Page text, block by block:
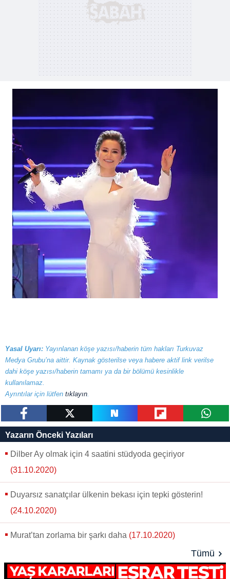
Yasal Uyarı: Yayınlanan köşe yazısı/haberin tüm hakları Turkuvaz
Medya Grubu’na aittir. Kaynak gösterilse veya habere aktif link verilse
dahi köşe yazısı/haberin tamamı ya da bir bölümü kesinlikle
kullanılamaz.
Ayrıntılar için lütfen tıklayın.
Yazarın Önceki Yazıları
Dilber Ay olmak için 4 saatini stüdyoda geçiriyor
(31.10.2020)
Duyarsız sanatçılar ülkenin bekası için tepki gösterin!
(24.10.2020)
Murat’tan zorlama bir şarkı daha (17.10.2020)
Tümü